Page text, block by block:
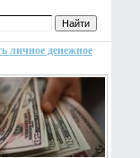
личное денежное